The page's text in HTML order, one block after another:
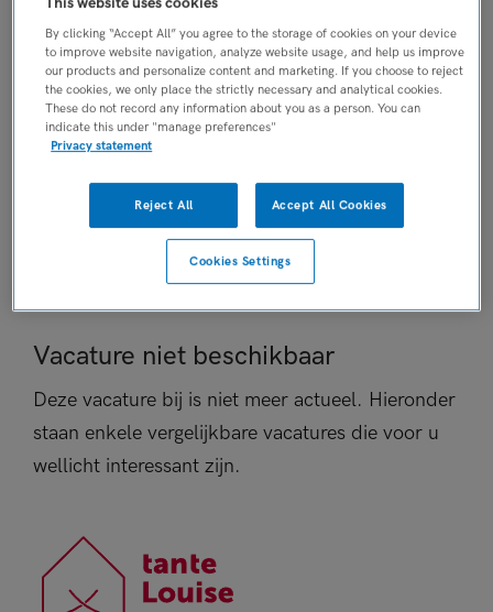
PLAATSINGSDATUM
27 april 2026
NIVEAU
HBO
Vacature niet beschikbaar
Deze vacature bij is niet meer actueel. Hieronder
staan enkele vergelijkbare vacatures die voor u
wellicht interessant zijn.
By clicking “Accept All” you agree to the storage of cookies on your device
to improve website navigation, analyze website usage, and help us improve
our products and personalize content and marketing. If you choose to reject
the cookies, we only place the strictly necessary and analytical cookies.
These do not record any information about you as a person. You can
indicate this under "manage preferences"
Privacy statement
Reject All Accept All Cookies
Cookies Settings